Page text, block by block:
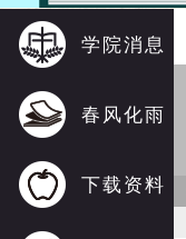
学院消息
春风化雨
下载资料